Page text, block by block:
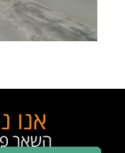
אנו
השאר